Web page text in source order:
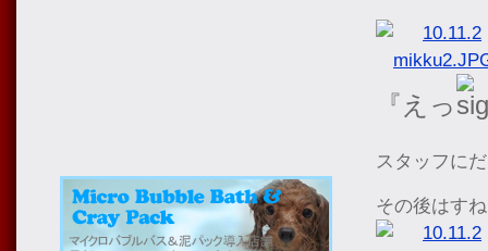
『えっ
スタッフに
その後はす